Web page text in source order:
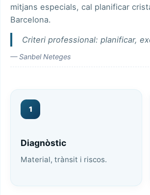
mitjans especials, cal planificar
Barcelona.
Criteri professional: planificar,
— Sanbel Neteges
1
Diagnòstic
Material, trànsit i riscos.